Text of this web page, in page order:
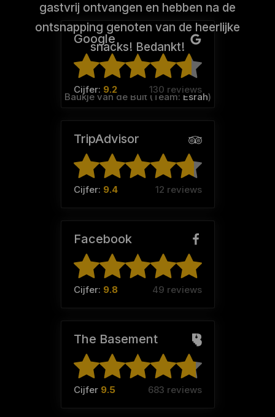
gastvrij ontvangen en hebben na de
ontsnapping genoten van de heerlijke
snacks! Bedankt!
Baukje van de Bult (Team:Esrah)
Google
Cijfer: 9.2 130 reviews
TripAdvisor
Cijfer: 9.4 12 reviews
Facebook
Cijfer: 9.8 49 reviews
The Basement
Cijfer 9.5 683 reviews